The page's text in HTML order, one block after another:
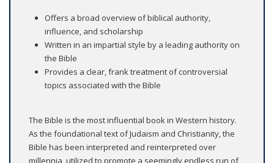
Offers a broad overview of biblical authority,
influence, and scholarship
Written in an impartial style by a leading authority on
the Bible
Provides a clear, frank treatment of controversial
topics associated with the Bible
The Bible is the most influential book in Western history.
As the foundational text of Judaism and Christianity, the
Bible has been interpreted and reinterpreted over
millennia, utilized to promote a seemingly endless run of